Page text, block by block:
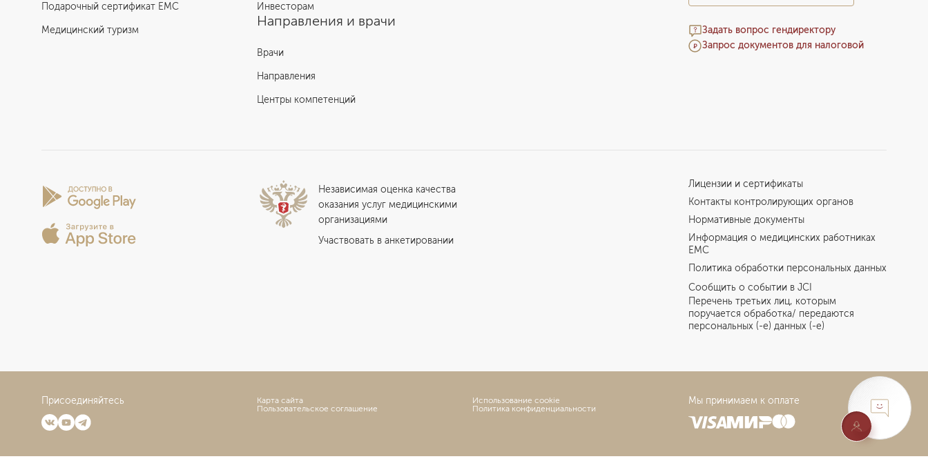
Инвесторам
Направления и врачи
Врачи
Направления
Центры компетенций
Подарочный сертификат EMC
Медицинский туризм
Задать вопрос гендиректору
Запрос документов для налоговой
Независимая оценка качества
оказания услуг медицинскими
организациями
Участвовать в анкетировании
Лицензии и сертификаты
Контакты контролирующих органов
Нормативные документы
Информация о медицинских работниках
EMC
Политика обработки персональных данных
Сообщить о событии в JCI
Перечень третьих лиц, которым
поручается обработка/ передаются
персональных (-е) данных (-е)
Присоединяйтесь Карта сайта
Использование cookie
Пользовательское соглашение
Политика конфиденциальности
Мы принимаем к оплате